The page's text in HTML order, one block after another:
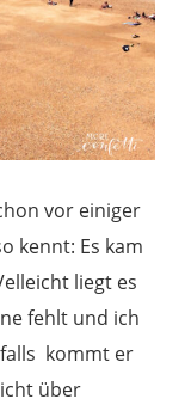
vor einiger
kennt: Es kam
liegt es
fehlt und ich
kommt er
über